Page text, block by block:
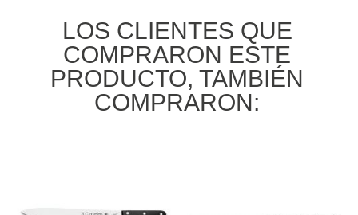
LOS CLIENTES QUE
COMPRARON ESTE
PRODUCTO, TAMBIÉN
COMPRARON: